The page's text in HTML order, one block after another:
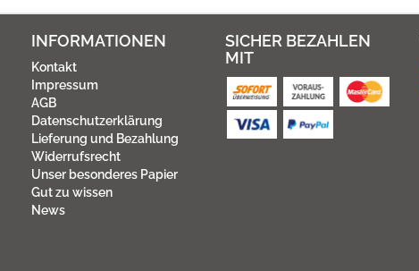
INFORMATIONEN
Kontakt
Impressum
AGB
Datenschutzerklärung
Lieferung und Bezahlung
Widerrufsrecht
Unser besonderes Papier
Gut zu wissen
News
SICHER BEZAHLEN
MIT